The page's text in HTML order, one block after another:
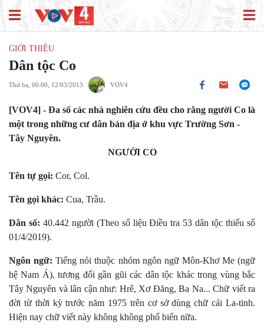
GIỚI THIỆU
Dân tộc Co
Thứ ba, 00:00, 12/03/2013 VOV4
[VOV4] - Đa số các nhà nghiên cứu đều cho rằng người Co là
một trong những cư dân bản địa ở khu vực Trường Sơn -
Tây Nguyên.
NGƯỜI CO
Tên tự gọi: Cor, Col.
Tên gọi khác: Cua, Trầu.
Dân số: 40.442 người (Theo số liệu Điều tra 53 dân tộc thiểu số
01/4/2019).
Ngôn ngữ: Tiếng nói thuộc nhóm ngôn ngữ Môn-Khơ Me (ngữ
hệ Nam Á), tương đối gần gũi các dân tộc khác trong vùng bắc
Tây Nguyên và lân cận như: Hrê, Xơ Ðăng, Ba Na... Chữ viết ra
đời từ thời kỳ trước năm 1975 trên cơ sở dùng chữ cái La-tinh.
Hiện nay chữ viết này không không phổ biến nữa.